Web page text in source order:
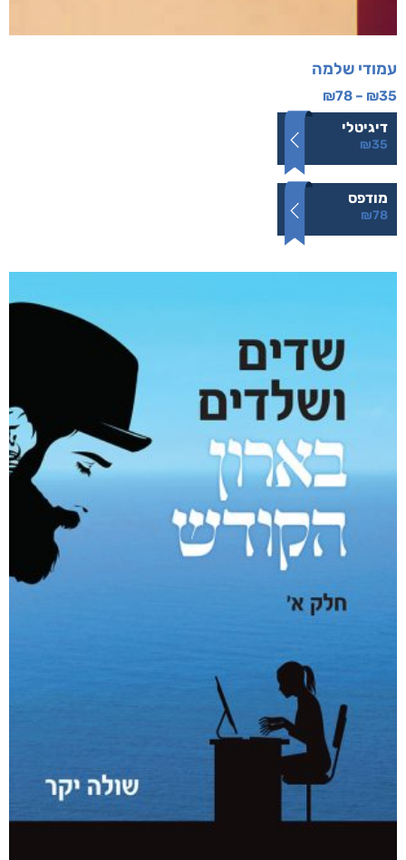
עמודי שלמה
₪35
–
₪78
דיגיטלי
₪35
מודפס
₪78